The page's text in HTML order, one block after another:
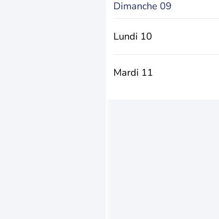
Dimanche 09
Lundi 10
Mardi 11